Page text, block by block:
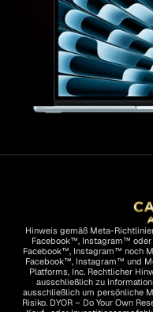
Hinweis gemäß Meta-
Facebook™, Instagram™
Facebook™, Instagram™ noch
Facebook™, Instagram™ und
Platforms, Inc. Rechtlicher
ausschließlich zu
ausschließlich um persönliche
Risiko. DYOR – Do Your Own